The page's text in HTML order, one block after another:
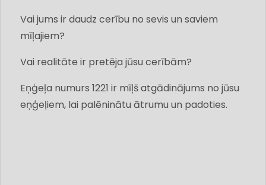
Vai jums ir daudz cerību no sevis un saviem
mīļajiem?
Vai realitāte ir pretēja jūsu cerībām?
Eņģeļa numurs 1221 ir mīļš atgādinājums no jūsu
eņģeļiem, lai palēninātu ātrumu un padoties.